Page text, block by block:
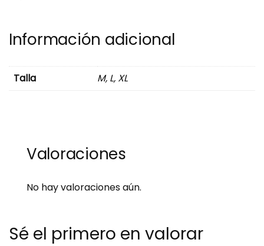
Información adicional
Talla M, L, XL
Valoraciones
No hay valoraciones aún.
Sé el primero en valorar